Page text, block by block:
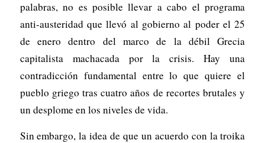
palabras, no es posible llevar a cabo el programa
anti-austeridad que llevó al gobierno al poder el 25
de enero dentro del marco de la débil Grecia
capitalista machacada por la crisis. Hay una
contradicción fundamental entre lo que quiere el
pueblo griego tras cuatro años de recortes brutales y
un desplome en los niveles de vida.
Sin embargo, la idea de que un acuerdo con la troika